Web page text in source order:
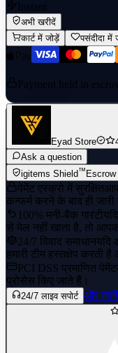
Instant
अभी खरीदें
कार्ट में जोड़ें
पसंदीदा में
Payment held in
Eyad Store
Ask a question
igitems Shield™
पेमेंट एस्क्रो में सुरक्षित
कन्फर्म करने के बाद ही जारी
100% मनी-बैक गारंटी
से मेल नहीं खाता है, तो
24/7 विवाद समाधानयदि
हमारी टीम हस्तक्षेप करती है
PCI DSS प्रमाणित पेमेंट
प्रोसेस किए जाते हैं।
24/7 लाइव सपोर्ट और जानें